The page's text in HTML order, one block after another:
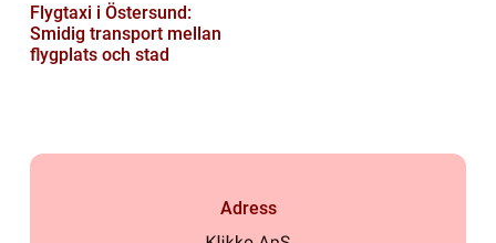
Flygtaxi i Östersund:
Smidig transport mellan
flygplats och stad
Adress